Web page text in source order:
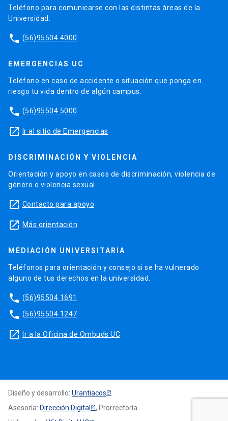
Teléfono para comunicarse con las distintas áreas de la
Universidad.
phone (56)95504 4000
EMERGENCIAS UC
Teléfono en caso de accidente o situación que ponga en
riesgo tu vida dentro de algún campus.
phone (56)95504 5000
launch Ir al sitio de Emergencias
DISCRIMINACIÓN Y VIOLENCIA
Orientación y apoyo en casos de discriminación, violencia de
género o violencia sexual.
launch Contacto para apoyo
launch Más orientación
MEDIACIÓN UNIVERSITARIA
Teléfonos para orientación y consejo si se ha vulnerado
alguno de tus derechos en la universidad.
phone (56)95504 1691
phone (56)95504 1247
launch Ir a la Oficina de Ombuds UC
Diseño y desarrollo: Urantiacos
Asesoría: Dirección Digital
, Prorrectoría